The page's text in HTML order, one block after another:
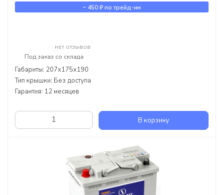
- 450 ₽по трейд-ин
нет отзывов
Под заказ со склада
Габариты: 207x175x190
Тип крышки: Без доступа
Гарантия: 12 месяцев
В корзину